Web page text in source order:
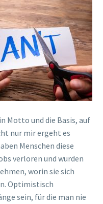
Motto und die Basis, auf
nur mir ergeht es
Menschen diese
verloren und wurden
worin sie sich
Optimistisch
sein, für die man nie